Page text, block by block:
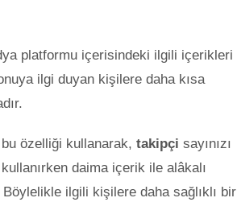
platformu içerisindeki ilgili içerikleri
ilgi duyan kişilere daha kısa
özelliği kullanarak, takipçi sayınızı
kullanırken daima içerik ile alâkalı
ilgili kişilere daha sağlıklı bir